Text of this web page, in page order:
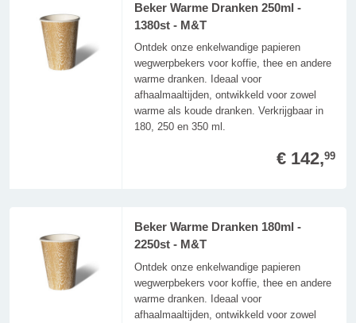
Beker Warme Dranken 250ml -
1380st - M&T
Ontdek onze enkelwandige papieren
wegwerpbekers voor koffie, thee en andere
warme dranken. Ideaal voor
afhaalmaaltijden, ontwikkeld voor zowel
warme als koude dranken. Verkrijgbaar in
180, 250 en 350 ml.
€ 142,99
Beker Warme Dranken 180ml -
2250st - M&T
Ontdek onze enkelwandige papieren
wegwerpbekers voor koffie, thee en andere
warme dranken. Ideaal voor
afhaalmaaltijden, ontwikkeld voor zowel